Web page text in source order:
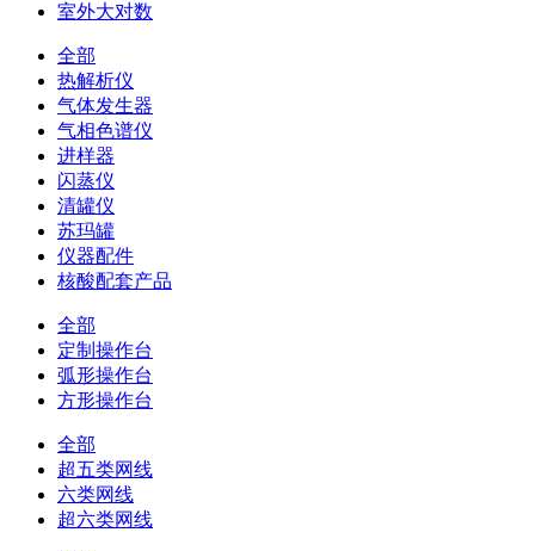
室外大对数
全部
热解析仪
气体发生器
气相色谱仪
进样器
闪蒸仪
清罐仪
苏玛罐
仪器配件
核酸配套产品
全部
定制操作台
弧形操作台
方形操作台
全部
超五类网线
六类网线
超六类网线